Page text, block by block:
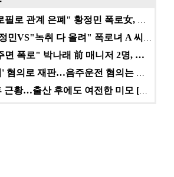
면 폭로" 박나래 前 매니저 2명, …